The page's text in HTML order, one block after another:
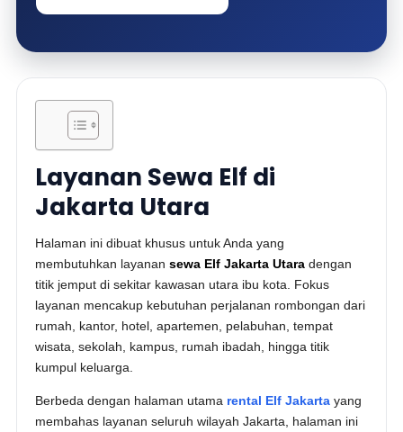
Layanan Sewa Elf di
Jakarta Utara
Halaman ini dibuat khusus untuk Anda yang
membutuhkan layanansewa Elf Jakarta Utara dengan
titik jemput di sekitar kawasan utara ibu kota. Fokus
layanan mencakup kebutuhan perjalanan rombongan dari
rumah, kantor, hotel, apartemen, pelabuhan, tempat
wisata, sekolah, kampus, rumah ibadah, hingga titik
kumpul keluarga.
Berbeda dengan halaman utama rental Elf Jakarta yang
membahas layanan seluruh wilayah Jakarta, halaman ini